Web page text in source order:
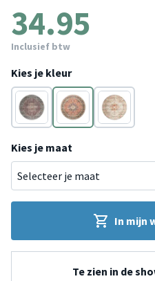
34.95
Inclusief btw
Kies je kleur
Rood Blauw
Multicolor
Kies je maat
In mijn
Te zien in de